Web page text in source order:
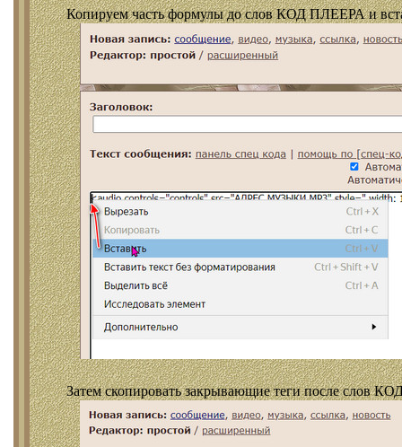
Копируем часть формулы до слов КОД ПЛЕЕРА и
Затем скопировать закрывающие теги после слов